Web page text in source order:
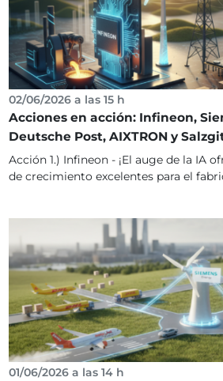
02/06/2026 a las 15 h
Acciones en acción: Infineon,
Deutsche Post, AIXTRON y
Acción 1.) Infineon - ¡El auge de la IA
de crecimiento excelentes para el
01/06/2026 a las 14 h